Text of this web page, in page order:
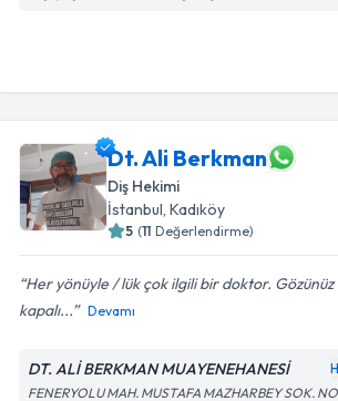
Dt. Ali Berkman
Diş Hekimi
İstanbul, Kadıköy
5 (11 Değerlendirme)
Her yönüyle / lük çok ilgili bir doktor. Gözünüz
kapalı...
Devamı
DT. ALİ BERKMAN MUAYENEHANESİ
FENERYOLU MAH. MUSTAFA MAZHARBEY SOK.